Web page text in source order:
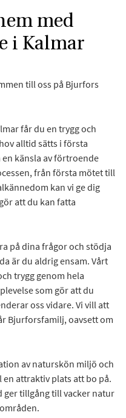
med
i Kalmar
till oss på Bjurfors
får du en trygg och
alltid sätts i första
känsla av förtroende
från första mötet till
kan vi ge dig
att du kan fatta
på dina frågor och stödja
är du aldrig ensam. Vårt
trygg genom hela
som gör att du
oss vidare. Vi vill att
Bjurforsfamilj, oavsett om
av naturskön miljö och
attraktiv plats att bo på.
ger tillgång till vacker natur